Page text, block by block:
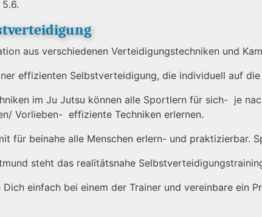
aus verschiedenen Verteidigungstechniken und
effizienten Selbstverteidigung, die individuell auf
im Ju Jutsu können alle Sportlern für sich- je
Vorlieben- effiziente Techniken erlernen.
für beinahe alle Menschen erlern- und praktizierbar.
steht das realitätsnahe
einfach bei einem der Trainer und vereinbare ein